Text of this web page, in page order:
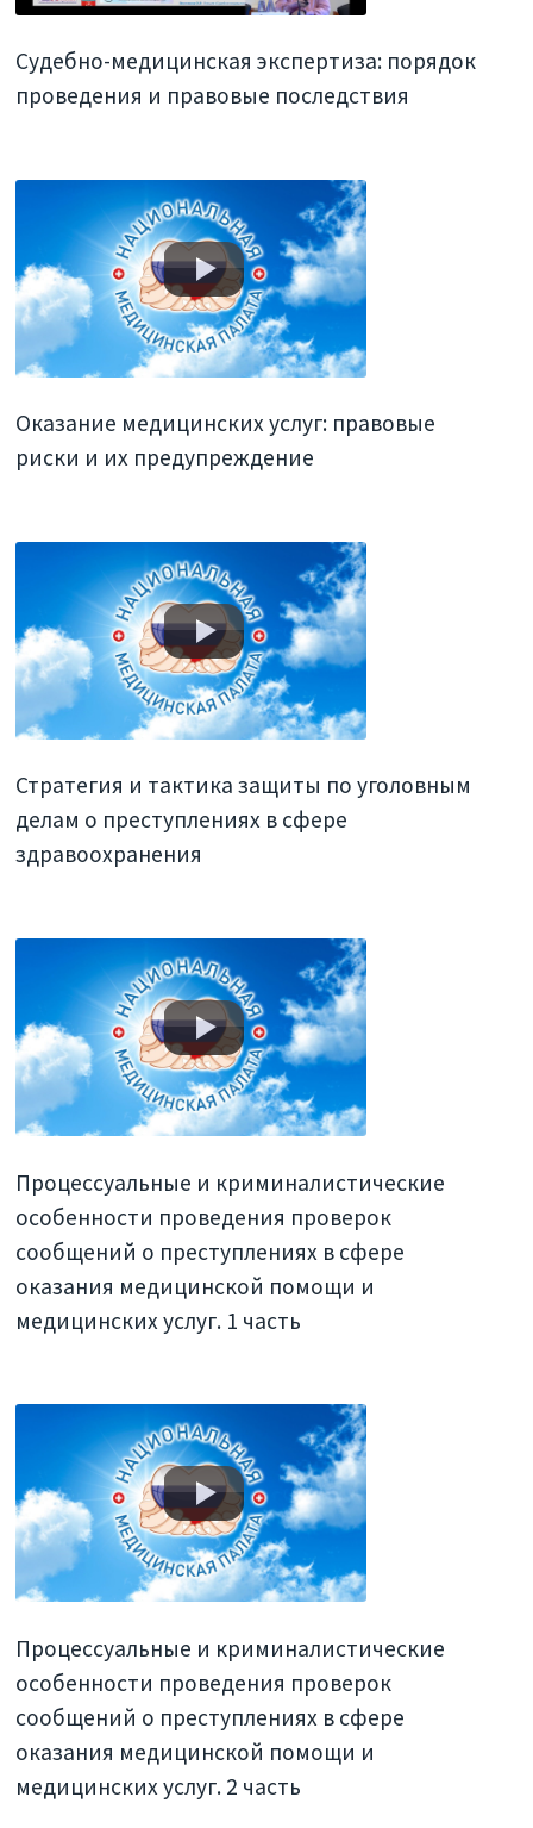
Судебно-медицинская экспертиза: порядок
проведения и правовые последствия
Оказание медицинских услуг: правовые
риски и их предупреждение
Стратегия и тактика защиты по уголовным
делам о преступлениях в сфере
здравоохранения
Процессуальные и криминалистические
особенности проведения проверок
сообщений о преступлениях в сфере
оказания медицинской помощи и
медицинских услуг. 1 часть
Процессуальные и криминалистические
особенности проведения проверок
сообщений о преступлениях в сфере
оказания медицинской помощи и
медицинских услуг. 2 часть